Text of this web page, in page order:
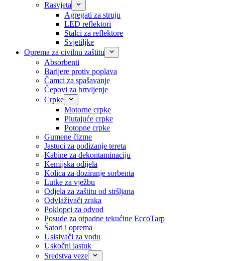
Rasvjeta
Agregati za struju
LED reflektori
Stalci za reflektore
Svjetiljke
Oprema za civilnu zaštitu
Absorbenti
Barijere protiv poplava
Čamci za spašavanje
Čepovi za brtvljenje
Crpke
Motorne crpke
Plutajuće crpke
Potopne crpke
Gumene čizme
Jastuci za podizanje tereta
Kabine za dekontaminaciju
Kemijska odijela
Kolica za doziranje sorbenta
Lutke za vježbu
Odjela za zaštitu od stršljana
Odvlaživači zraka
Poklopci za odvod
Posude za otpadne tekućine EccoTarp
Šatori i oprema
Usisivači za vodu
Uskočni jastuk
Sredstva veze